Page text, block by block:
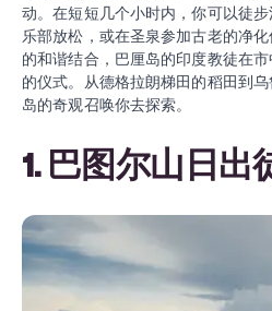
动。在短短几个小时内，你可以徒
乐部放松，或在圣泉参加古老的净
的和谐结合，巴厘岛的印度教徒在
的仪式。从德格拉朗梯田的稻田到
岛的奇观召唤你去探索。
1. 巴图尔山日出